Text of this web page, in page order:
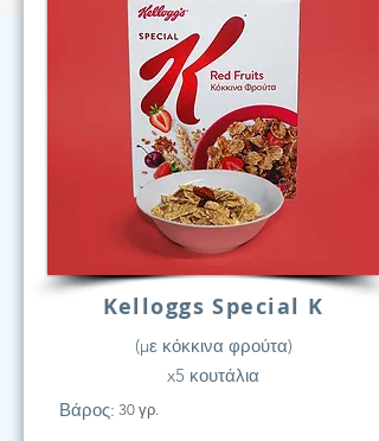
Kelloggs Special K
(με κόκκινα φρούτα)
x5 κουτάλια
Βάρος: 30 γρ.